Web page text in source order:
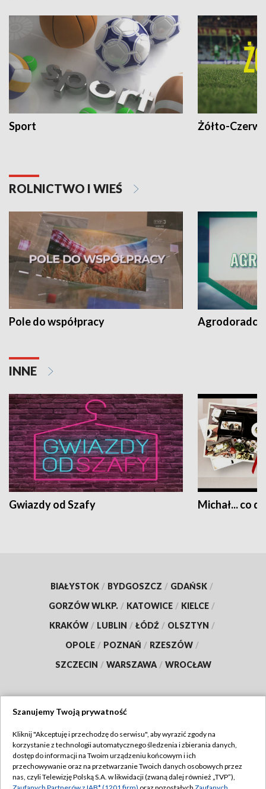
Sport Żółto-
ROLNICTWO I WIEŚ
Pole do współpracy Agrodoradcy
INNE
Gwiazdy od Szafy Michał... co
BIAŁYSTOK / BYDGOSZCZ / GDAŃSK /
GORZÓW WLKP. / KATOWICE / KIELCE /
KRAKÓW / LUBLIN / ŁÓDŹ / OLSZTYN /
OPOLE / POZNAŃ / RZESZÓW /
SZCZECIN / WARSZAWA / WROCŁAW
TVP
Abonament TVP
Emisja w TVP
Regulamin TVP
Szanujemy Twoją prywatność
Kliknij "Akceptuję i przechodzę do serwisu", aby wyrazić zgody na
korzystanie z technologii automatycznego śledzenia i zbierania danych,
dostęp do informacji na Twoim urządzeniu końcowym i ich
przechowywanie oraz na przetwarzanie Twoich danych osobowych przez
nas, czyli Telewizję Polską S.A. w likwidacji (zwaną dalej również „TVP”),